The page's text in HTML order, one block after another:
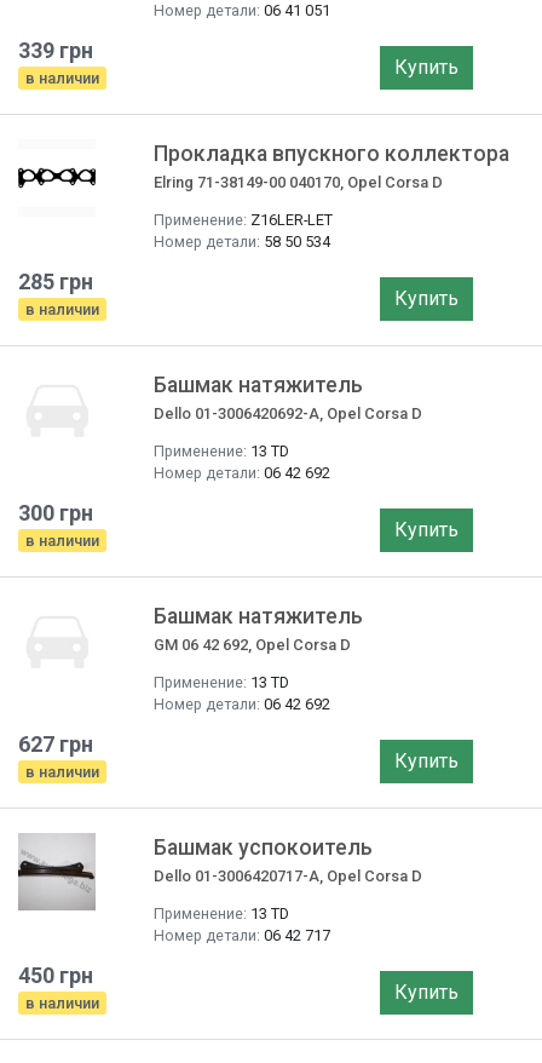
Номер детали: 06 41 051
339 грн
в наличии Купить
Прокладка впускного коллектора
Elring 71-38149-00 040170, Opel Corsa D
Применение: Z16LER-LET
Номер детали: 58 50 534
285 грн
в наличии Купить
Башмак натяжитель
Dello 01-3006420692-A, Opel Corsa D
Применение: 13 TD
Номер детали: 06 42 692
300 грн
в наличии Купить
Башмак натяжитель
GM 06 42 692, Opel Corsa D
Применение: 13 TD
Номер детали: 06 42 692
627 грн
в наличии Купить
Башмак успокоитель
Dello 01-3006420717-A, Opel Corsa D
Применение: 13 TD
Номер детали: 06 42 717
450 грн
в наличии Купить